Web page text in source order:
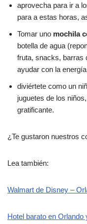
aprovecha para ir a
para a estas horas,
Tomar uno mochila
botella de agua
fruta, snacks, barras
ayudar con la
diviértete como un
juguetes de los
gratificante.
¿Te gustaron nuestros
Lea también:
Walmart de Disney –
Hotel barato en Orlando